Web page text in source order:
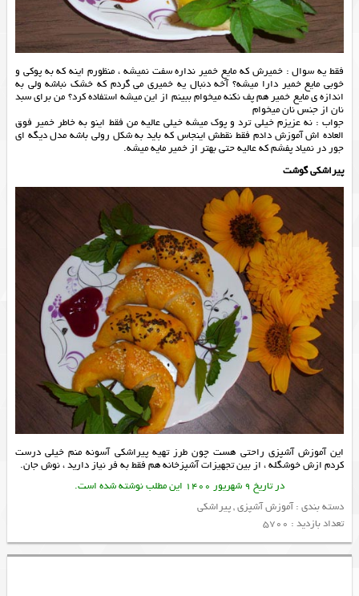
فقط یه سوال : خمیرش که مایع خمیر نداره سفت نمیشه ، منظورم اینه که به پوکی و
خوبی مایع خمیر دارا میشه؟ آخه دنبال یه خمیری می گردم که خشک نباشه ولی به
اندازه ی مایع خمیر هم پف نکنه میخوام ببینم از این میشه استفاده کرد؟ من برای سبد
نان از جنس نان میخوام
جواب : نه عزیزم خیلی ترد و پوک میشه خیلی عالیه من فقط اینو به خاطر خمیر فوق
العاده اش آموزش دادم فقط نقطش اینجاس که باید به شکل رولی باشه مدل دیگه ای
جور در نمیاد پفشم که عالیه حتی بهتر از خمیر مایه میشه.
پیراشکی گوشت
اینآموزش آشپزی راحتی هست چون طرز تهیهپیراشکی آسونه منم خیلی درست
کردم ازش خوشگله ، از بینتجهیزات آشپزخانههم فقط به فر نیاز دارید ، نوش جان.
در تاریخ 9 شهریور 1400 این مطلب نوشته شده است.
دسته بندی :آموزش آشپزی,پیراشکی
تعداد بازدید : 5700